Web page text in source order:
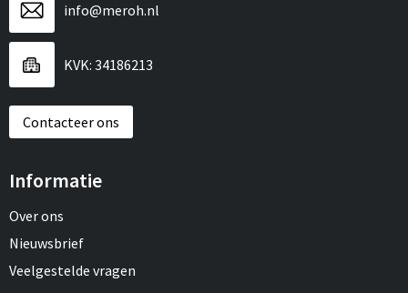
info@meroh.nl
KVK: 34186213
Contacteer ons
Informatie
Over ons
Nieuwsbrief
Veelgestelde vragen